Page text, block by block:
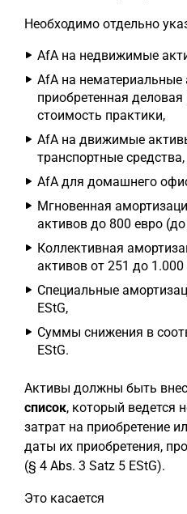
Необходимо отдельно
AfA на недвижимые
AfA на
приобретенная деловая
стоимость практики,
AfA на движимые
транспортные средства,
AfA для домашнего
Мгновенная
активов до 800 евро
Коллективная
активов от 251 до 1.000
Специальные
EStG,
Суммы снижения в
EStG.
Активы должны быть
список, который ведется
затрат на приобретение
даты их приобретения,
(§ 4 Abs. 3 Satz 5 EStG).
Это касается